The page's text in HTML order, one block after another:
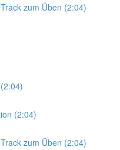
zum Üben (2:04)
(2:04)
zum Üben (2:04)